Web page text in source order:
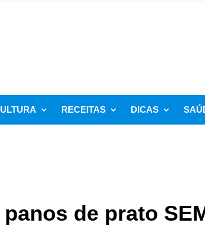
RECEITAS DICAS
de prato